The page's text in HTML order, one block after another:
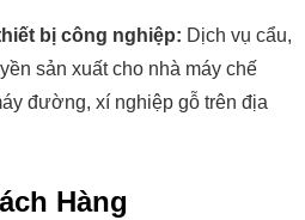
bị công nghiệp: Dịch vụ cẩu,
sản xuất cho nhà máy chế
đường, xí nghiệp gỗ trên địa
Hàng